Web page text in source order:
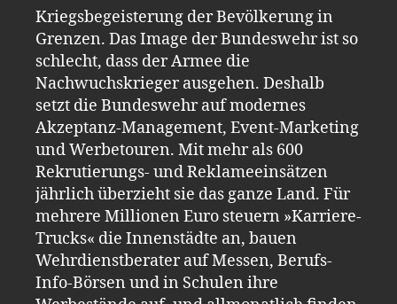
Kriegsbegeisterung der Bevölkerung in
Grenzen. Das Image der Bundeswehr ist so
schlecht, dass der Armee die
Nachwuchskrieger ausgehen. Deshalb
setzt die Bundeswehr auf modernes
Akzeptanz-Management, Event-Marketing
und Werbetouren. Mit mehr als 600
Rekrutierungs- und Reklameeinsätzen
jährlich überzieht sie das ganze Land. Für
mehrere Millionen Euro steuern »Karriere-
Trucks« die Innenstädte an, bauen
Wehrdienstberater auf Messen, Berufs-
Info-Börsen und in Schulen ihre